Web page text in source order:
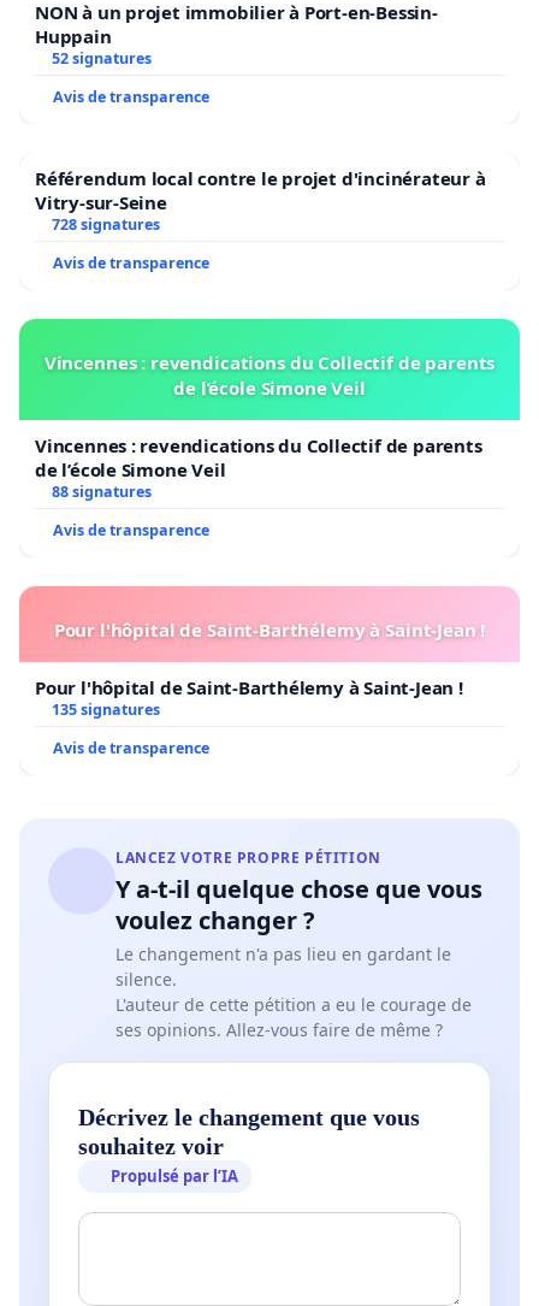
NON à un projet immobilier à Port-en-Bessin-
Huppain
52 signatures
Avis de transparence
Référendum local contre le projet d'incinérateur à
Vitry-sur-Seine
728 signatures
Avis de transparence
Vincennes : revendications du Collectif de parents
de l’école Simone Veil
Vincennes : revendications du Collectif de parents
de l’école Simone Veil
88 signatures
Avis de transparence
Pour l'hôpital de Saint-Barthélemy à Saint-Jean !
Pour l'hôpital de Saint-Barthélemy à Saint-Jean !
135 signatures
Avis de transparence
LANCEZ VOTRE PROPRE PÉTITION
Y a-t-il quelque chose que vous
voulez changer ?
Le changement n'a pas lieu en gardant le
silence.
L'auteur de cette pétition a eu le courage de
ses opinions. Allez-vous faire de même ?
Décrivez le changement que vous
souhaitez voir
Propulsé par l’IA